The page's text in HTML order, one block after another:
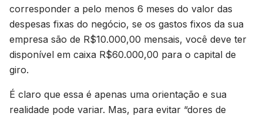
corresponder a pelo menos 6 meses do valor das
despesas fixas do negócio, se os gastos fixos da sua
empresa são de R$10.000,00 mensais, você deve ter
disponível em caixa R$60.000,00 para o capital de
giro.
É claro que essa é apenas uma orientação e sua
realidade pode variar. Mas, para evitar “dores de